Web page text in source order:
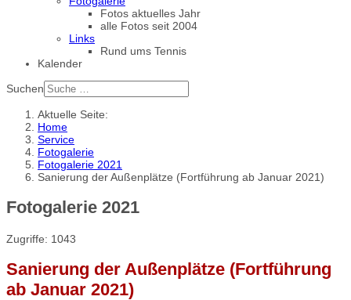
Fotos aktuelles Jahr
alle Fotos seit 2004
Links
Rund ums Tennis
Kalender
Suchen
Aktuelle Seite:
Home
Service
Fotogalerie
Fotogalerie 2021
Sanierung der Außenplätze (Fortführung ab Januar 2021)
Fotogalerie 2021
Zugriffe: 1043
Sanierung der Außenplätze (Fortführung
ab Januar 2021)